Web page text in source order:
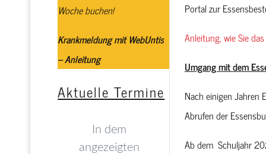
Woche buchen!
Krankmeldung mit WebUntis
– Anleitung
Aktuelle Termine
Portal zur
Anleitung, wie Sie
Umgang mit dem
Nach einigen Jahren
Abrufen der
Ab dem Schuljahr